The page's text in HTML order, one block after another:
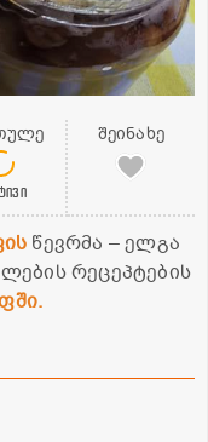
შეინახე
წევრმა – ელგა
რეცეპტების